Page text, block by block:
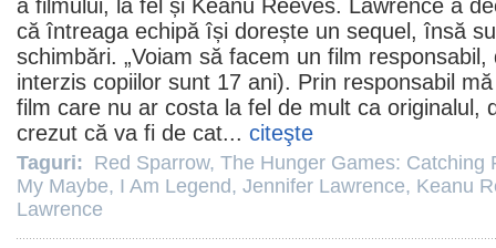
a filmului, la fel și Keanu Reeves. Lawrence a
că întreaga echipă își dorește un sequel, însă
schimbări. „Voiam să facem un film responsabil,
interzis copiilor sunt 17 ani). Prin responsabil
film care nu ar costa la fel de mult ca originalul,
crezut că va fi de cat... citeşte
Taguri: Red Sparrow, The Hunger Games: Catching
My Maybe, I Am Legend, Jennifer Lawrence, Keanu
Lawrence